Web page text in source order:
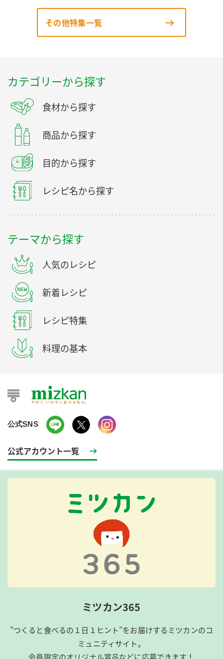
その他特集一覧
カテゴリーから探す
食材から探す
商品から探す
目的から探す
レシピ名から探す
テーマから探す
人気のレシピ
新着レシピ
レシピ特集
料理の基本
公式SNS
公式アカウント一覧
ミツカン365
”つくると食べるの１日１ヒント”をお届けするミツカンのコ
ミュニティサイト。
会員限定のオリジナル賞品などに応募できます！